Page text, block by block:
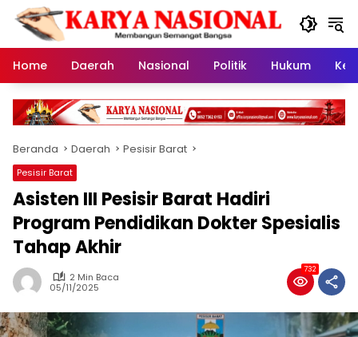
Langsung
konten
Home
Daerah Nasional Politik Hukum
Beranda Daerah Pesisir Barat
Pesisir Barat
Asisten III Pesisir Barat Hadiri
Program Pendidikan Dokter Spesialis
Tahap Akhir
2 Min Baca
05/11/2025
732